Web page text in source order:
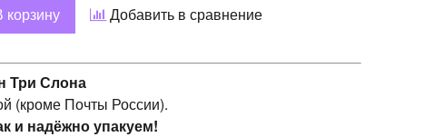
корзину Добавить в сравнение
Три Слона
(кроме Почты России).
и надёжно упакуем!